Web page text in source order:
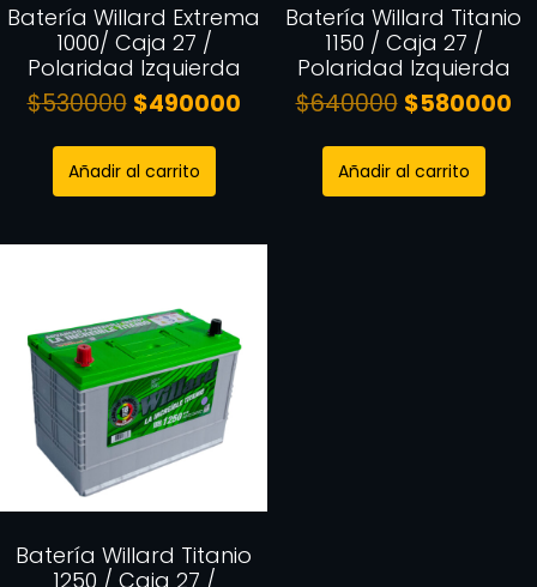
Batería Willard Extrema
1000/ Caja 27 /
Polaridad Izquierda
$530000 $490000
Añadir al carrito
Batería Willard Titanio
1150 / Caja 27 /
Polaridad Izquierda
$640000 $580000
Añadir al carrito
Batería Willard Titanio
1250 / Caja 27 /